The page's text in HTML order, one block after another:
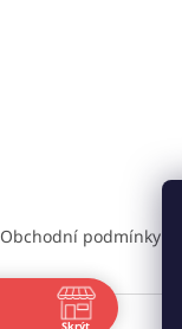
Obchodní podmínky